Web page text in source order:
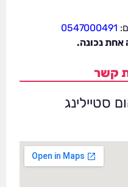
0547000491
נכונה.
קשר